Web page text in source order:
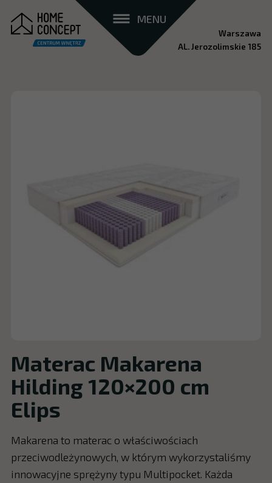
MENU
Warszawa
AL. Jerozolimskie 185
Materac Makarena
Hilding 120×200 cm
Elips
Makarena to materac o właściwościach
przeciwodleżynowych, w którym wykorzystaliśmy
innowacyjne sprężyny typu Multipocket. Każda